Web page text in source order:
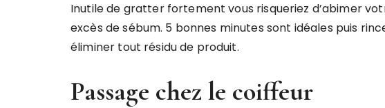
Inutile de gratter fortement vous risqueriez d’abimer
excès de sébum. 5 bonnes minutes sont idéales puis
éliminer tout résidu de produit.
Passage chez le coiffeur